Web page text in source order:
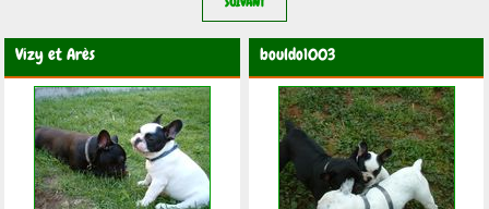
Vizy et Arès bouldo1003